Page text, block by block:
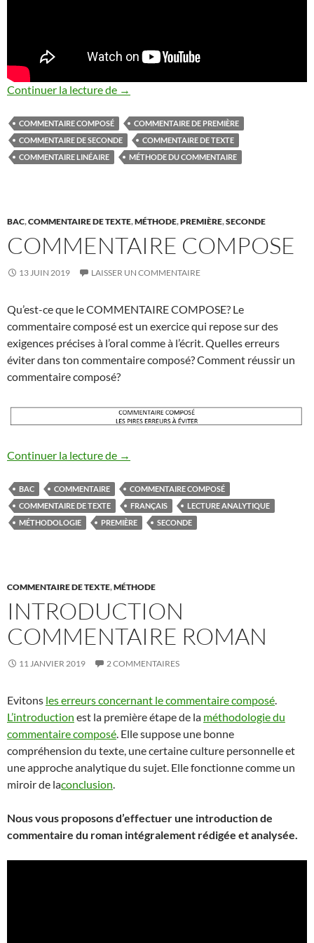
Continuer la lecture de COMMENTAIRE LITTERAIRE
→
COMMENTAIRE COMPOSÉ
COMMENTAIRE DE PREMIÈRE
COMMENTAIRE DE SECONDE
COMMENTAIRE DE TEXTE
COMMENTAIRE LINÉAIRE
MÉTHODE DU COMMENTAIRE
BAC,COMMENTAIRE DE TEXTE,MÉTHODE,PREMIÈRE,SECONDE
COMMENTAIRE COMPOSE
13 JUIN 2019 LAISSER UN COMMENTAIRE
Qu’est-ce que le COMMENTAIRE COMPOSE? Le
commentaire composé est un exercice qui repose sur des
exigences précises à l’oral comme à l’écrit. Quelles erreurs
éviter dans ton commentaire composé? Comment réussir un
commentaire composé?
Continuer la lecture de COMMENTAIRE COMPOSE
→
BAC COMMENTAIRE
COMMENTAIRE COMPOSÉ
COMMENTAIRE DE TEXTE
FRANÇAIS
LECTURE ANALYTIQUE
MÉTHODOLOGIE
PREMIÈRE SECONDE
COMMENTAIRE DE TEXTE,MÉTHODE
INTRODUCTION
COMMENTAIRE ROMAN
11 JANVIER 2019 2 COMMENTAIRES
Evitons les erreurs concernant le commentaire composé.
L’introduction est la première étape de la méthodologie du
commentaire composé. Elle suppose une bonne
compréhension du texte, une certaine culture personnelle et
une approche analytique du sujet. Elle fonctionne comme un
miroir de laconclusion.
Nous vous proposons d’effectuer une introduction de
commentaire du roman intégralement rédigée et analysée.